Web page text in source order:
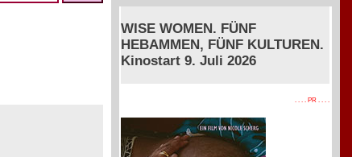
WISE WOMEN. FÜNF
HEBAMMEN, FÜNF KULTUREN.
Kinostart 9. Juli 2026
. . . . PR . . . .